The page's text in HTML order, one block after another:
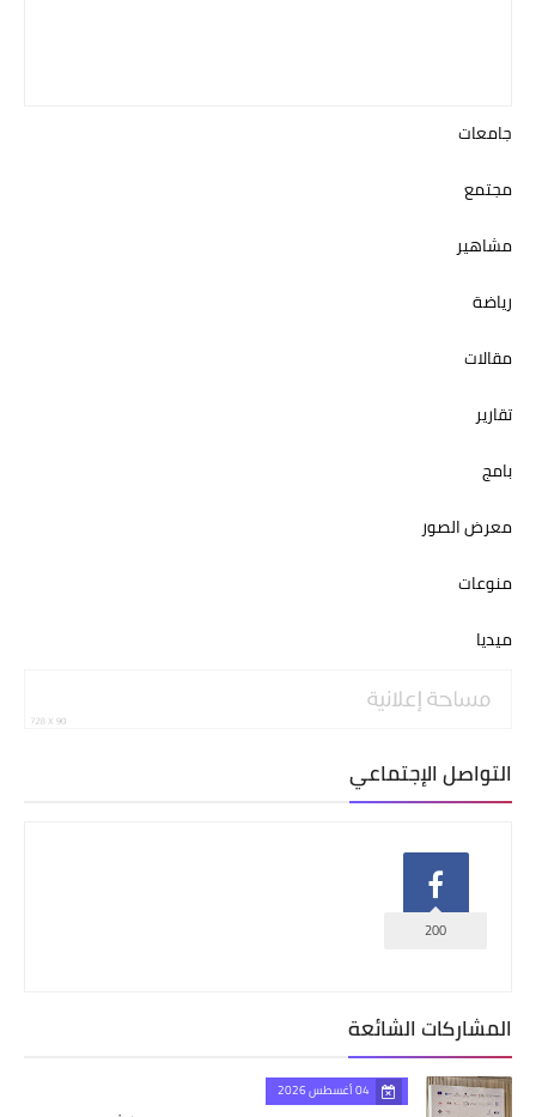
جامعات
مجتمع
مشاهير
رياضة
مقالات
تقارير
بامج
معرض الصور
منوعات
ميديا
التواصل الإجتماعي
200
المشاركات الشائعة
04 أغسطس 2026